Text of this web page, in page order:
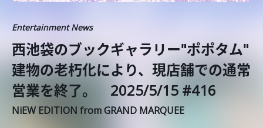
Entertainment News
西池袋のブックギャラリー"ポポタム"
建物の老朽化により、現店舗での通常
営業を終了。 2025/5/15 #416
NiEW EDITION from GRAND MARQUEE